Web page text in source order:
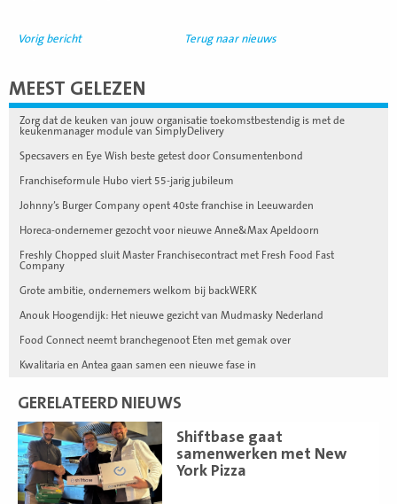
Vorig bericht Terug naar nieuws
MEEST GELEZEN
Zorg dat de keuken van jouw organisatie toekomstbestendig is met de
keukenmanager module van SimplyDelivery
Specsavers en Eye Wish beste getest door Consumentenbond
Franchiseformule Hubo viert 55-jarig jubileum
Johnny’s Burger Company opent 40ste franchise in Leeuwarden
Horeca-ondernemer gezocht voor nieuwe Anne&Max Apeldoorn
Freshly Chopped sluit Master Franchisecontract met Fresh Food Fast
Company
Grote ambitie, ondernemers welkom bij backWERK
Anouk Hoogendijk: Het nieuwe gezicht van Mudmasky Nederland
Food Connect neemt branchegenoot Eten met gemak over
Kwalitaria en Antea gaan samen een nieuwe fase in
GERELATEERD NIEUWS
Shiftbase gaat
samenwerken met New
York Pizza
Lees
meer